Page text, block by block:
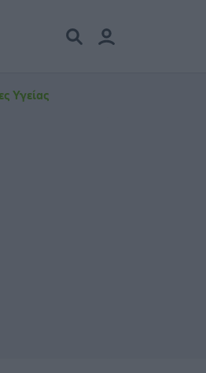
Υγείας